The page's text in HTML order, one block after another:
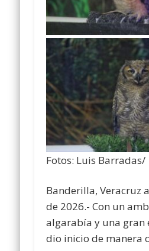
Fotos: Luis Barradas/
Banderilla, Veracruz
de 2026.- Con un
algarabía y una gran
dio inicio de manera